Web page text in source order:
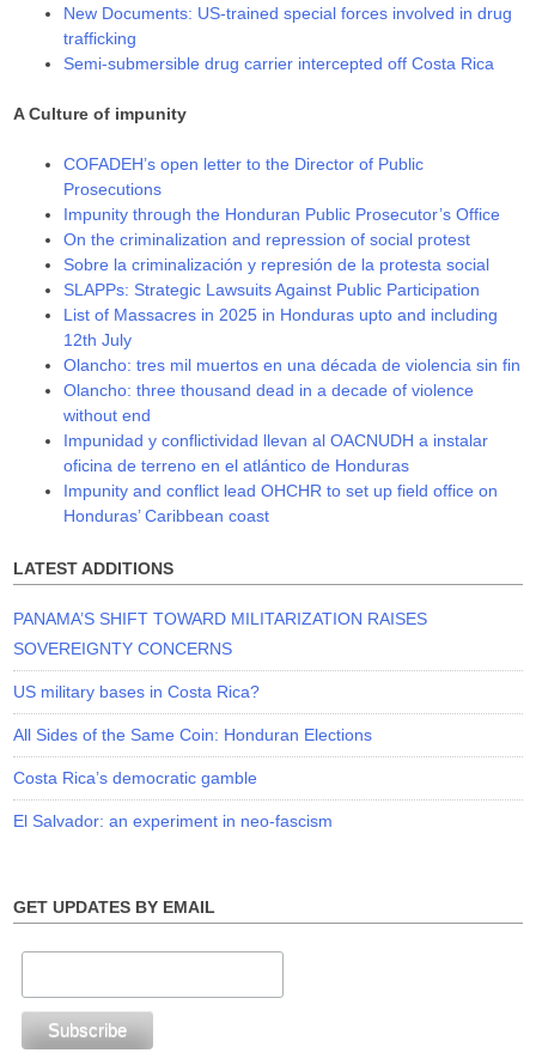
New Documents: US-trained special forces involved in drug
trafficking
Semi-submersible drug carrier intercepted off Costa Rica
A Culture of impunity
COFADEH’s open letter to the Director of Public
Prosecutions
Impunity through the Honduran Public Prosecutor’s Office
On the criminalization and repression of social protest
Sobre la criminalización y represión de la protesta social
SLAPPs: Strategic Lawsuits Against Public Participation
List of Massacres in 2025 in Honduras upto and including
12th July
Olancho: tres mil muertos en una década de violencia sin fin
Olancho: three thousand dead in a decade of violence
without end
Impunidad y conflictividad llevan al OACNUDH a instalar
oficina de terreno en el atlántico de Honduras
Impunity and conflict lead OHCHR to set up field office on
Honduras’ Caribbean coast
LATEST ADDITIONS
PANAMA’S SHIFT TOWARD MILITARIZATION RAISES
SOVEREIGNTY CONCERNS
US military bases in Costa Rica?
All Sides of the Same Coin: Honduran Elections
Costa Rica’s democratic gamble
El Salvador: an experiment in neo-fascism
GET UPDATES BY EMAIL